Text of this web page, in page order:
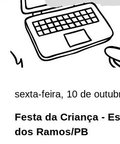
sexta-feira, 10 de
Festa da Criança -
dos Ramos/PB